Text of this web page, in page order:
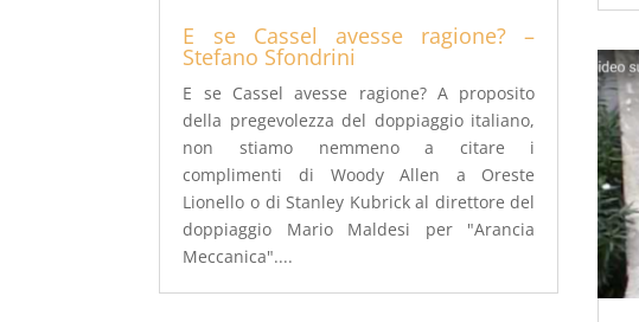
E se Cassel avesse ragione? –
Stefano Sfondrini
E se Cassel avesse ragione? A proposito
della pregevolezza del doppiaggio italiano,
non stiamo nemmeno a citare i
complimenti di Woody Allen a Oreste
Lionello o di Stanley Kubrick al direttore del
doppiaggio Mario Maldesi per "Arancia
Meccanica"....